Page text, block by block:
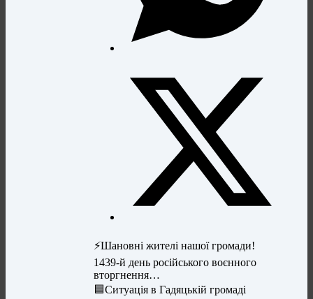
⚡️Шановні жителі нашої громади!
1439-й день російського воєнного
вторгнення…
🟦Ситуація в Гадяцькій громаді